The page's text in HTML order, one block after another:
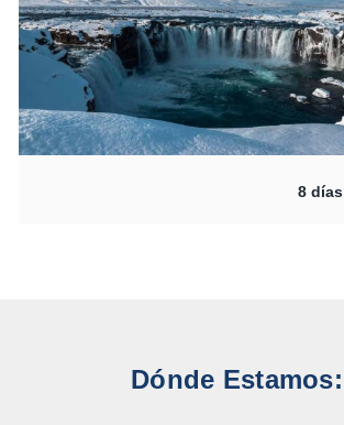
8 días
Dónde Estamos: